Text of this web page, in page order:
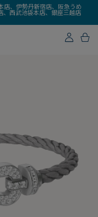
、伊勢丹新宿店、阪急うめ
、西武池袋本店、銀座三越店